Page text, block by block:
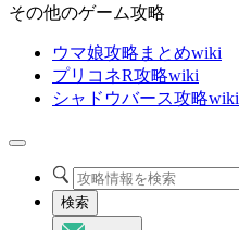
その他のゲーム攻略
ウマ娘攻略まとめwiki
プリコネR攻略wiki
シャドウバース攻略wiki
検索